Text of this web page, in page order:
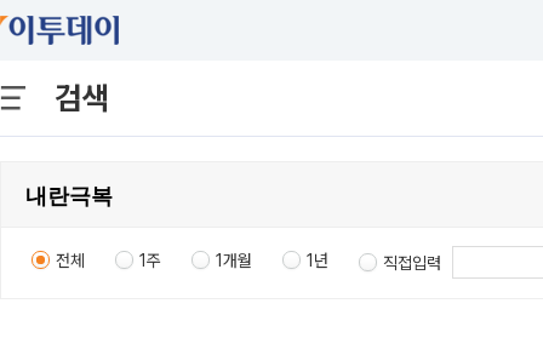
검색
전체 1주 1개월 1년 직접입력